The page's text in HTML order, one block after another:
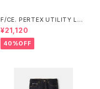
F/CE. PERTEX UTILITY LO
NGLINE SHIRT
¥21,120
40%OFF